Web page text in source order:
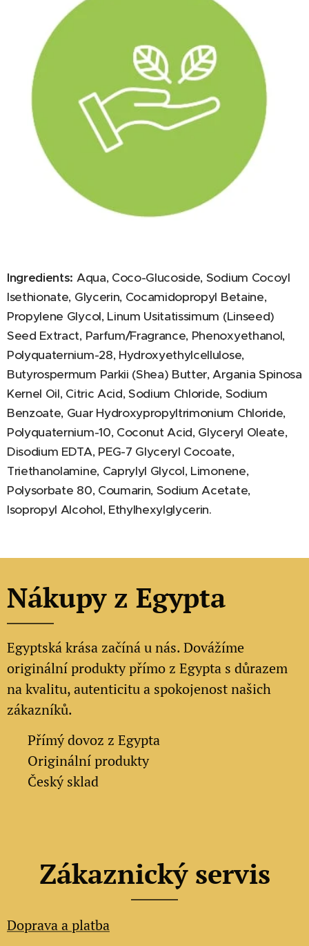
Ingredients: Aqua, Coco-Glucoside, Sodium Cocoyl
Isethionate, Glycerin, Cocamidopropyl Betaine,
Propylene Glycol, Linum Usitatissimum (Linseed)
Seed Extract, Parfum/Fragrance, Phenoxyethanol,
Polyquaternium-28, Hydroxyethylcellulose,
Butyrospermum Parkii (Shea) Butter, Argania Spinosa
Kernel Oil, Citric Acid, Sodium Chloride, Sodium
Benzoate, Guar Hydroxypropyltrimonium Chloride,
Polyquaternium-10, Coconut Acid, Glyceryl Oleate,
Disodium EDTA, PEG-7 Glyceryl Cocoate,
Triethanolamine, Caprylyl Glycol, Limonene,
Polysorbate 80, Coumarin, Sodium Acetate,
Isopropyl Alcohol, Ethylhexylglycerin.
Nákupy z Egypta
Egyptská krása začíná u nás. Dovážíme
originální produkty přímo z Egypta s důrazem
na kvalitu, autenticitu a spokojenost našich
zákazníků.
Přímý dovoz z Egypta
Originální produkty
✔ Český sklad
Zákaznický servis
Doprava a platba